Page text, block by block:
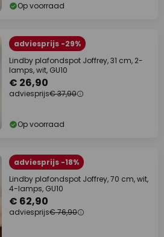
Op voorraad
adviesprijs -29%
Lindby plafondspot Joffrey, 31 cm, 2-
lamps, wit, GU10
€ 26,90
adviesprijs€ 37,90
Op voorraad
adviesprijs -18%
Lindby plafondspot Joffrey, 70 cm, wit,
4-lamps, GU10
€ 62,90
adviesprijs€ 76,90